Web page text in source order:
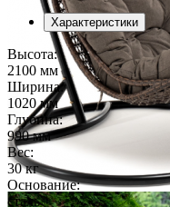
Характеристики
Высота:
2100 мм
Ширина:
1020 мм
Глубина:
990 мм
Вес:
30 кг
Основание:
сталь